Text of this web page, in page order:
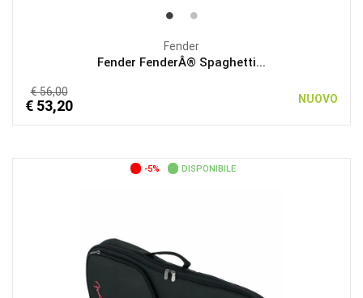
Fender
Fender FenderÂ® Spaghetti...
€ 56,00
€ 53,20 NUOVO
-5% DISPONIBILE